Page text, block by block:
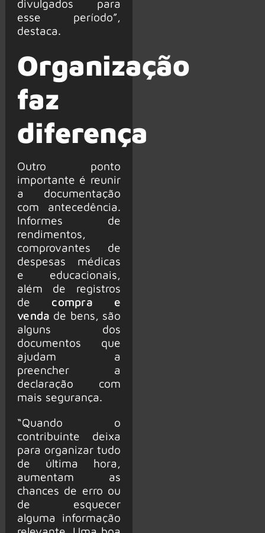
divulgados para
esse período”,
destaca.
Organização
faz
diferença
Outro ponto
importante é reunir
a documentação
com antecedência.
Informes de
rendimentos,
comprovantes de
despesas médicas
e educacionais,
além de registros
de compra e
venda de bens, são
alguns dos
documentos que
ajudam a
preencher a
declaração com
mais segurança.
“Quando o
contribuinte deixa
para organizar tudo
de última hora,
aumentam as
chances de erro ou
de esquecer
alguma informação